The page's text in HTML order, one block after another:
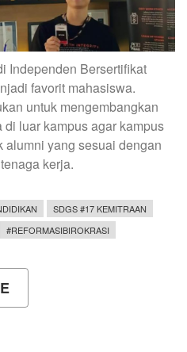
Independen Bersertifikat
favorit mahasiswa.
untuk mengembangkan
di luar kampus agar kampus
alumni yang sesuai dengan
kerja.
SDGS #17 KEMITRAAN
#REFORMASIBIROKRASI
PERJALANAN